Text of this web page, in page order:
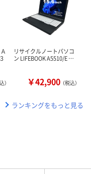
）
リサイクルノートパソコ
ン LIFEBOOK A5510/E …
￥42,900 （税込）
ランキングをもっと見る